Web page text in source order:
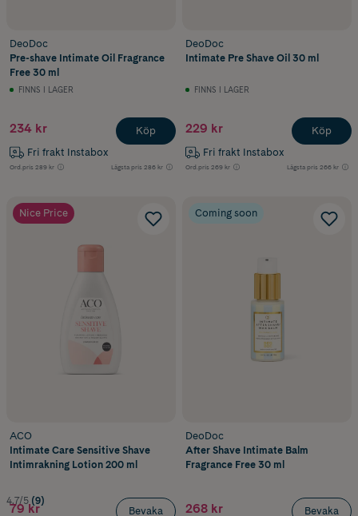
DeoDoc
Pre-shave Intimate Oil Fragrance
Free 30 ml
FINNS I LAGER
234 kr
Fri frakt Instabox
Ord.pris 289 kr Lägsta pris 286 kr
Köp
DeoDoc
Intimate Pre Shave Oil 30 ml
FINNS I LAGER
229 kr
Fri frakt Instabox
Ord.pris 269 kr Lägsta pris 266 kr
Köp
Nice Price
ACO
Intimate Care Sensitive Shave
Intimrakning Lotion 200 ml
4.7/5 (9)
79 kr Bevaka
Coming soon
DeoDoc
After Shave Intimate Balm
Fragrance Free 30 ml
268 kr Bevaka